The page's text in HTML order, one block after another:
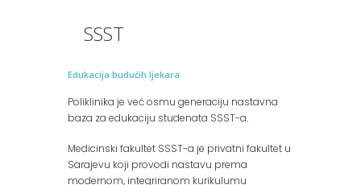
SSST
Edukacija budućih ljekara
Poliklinika je već osmu generaciju nastavna
baza za edukaciju studenata SSST-a.
Medicinski fakultet SSST-a je privatni fakultet u
Sarajevu koji provodi nastavu prema
modernom, integriranom kurikulumu